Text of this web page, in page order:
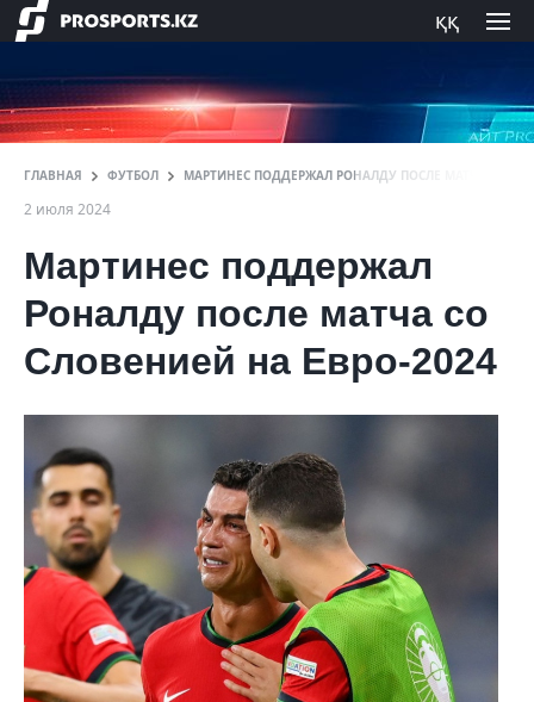
ққ
ГЛАВНАЯ ФУТБОЛ МАРТИНЕС ПОДДЕРЖАЛ РОНАЛДУ ПОСЛЕ МАТЧА СО
2 июля 2024
Мартинес поддержал
Роналду после матча со
Словенией на Евро-2024